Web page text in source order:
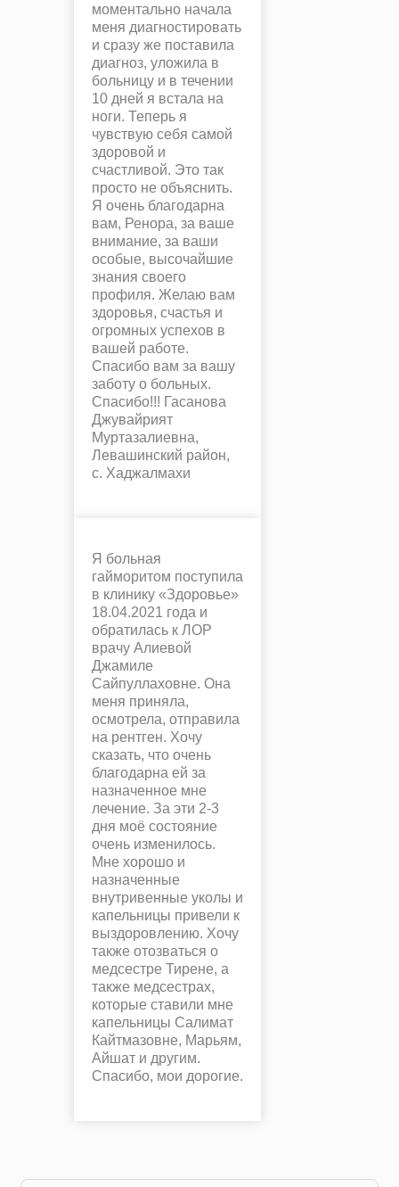
моментально начала
меня диагностировать
и сразу же поставила
диагноз, уложила в
больницу и в течении
10 дней я встала на
ноги. Теперь я
чувствую себя самой
здоровой и
счастливой. Это так
просто не объяснить.
Я очень благодарна
вам, Ренора, за ваше
внимание, за ваши
особые, высочайшие
знания своего
профиля. Желаю вам
здоровья, счастья и
огромных успехов в
вашей работе.
Спасибо вам за вашу
заботу о больных.
Спасибо!!! Гасанова
Джувайрият
Муртазалиевна,
Левашинский район,
с. Хаджалмахи
Я больная
гайморитом поступила
в клинику «Здоровье»
18.04.2021 года и
обратилась к ЛОР
врачу Алиевой
Джамиле
Сайпуллаховне. Она
меня приняла,
осмотрела, отправила
на рентген. Хочу
сказать, что очень
благодарна ей за
назначенное мне
лечение. За эти 2-3
дня моё состояние
очень изменилось.
Мне хорошо и
назначенные
внутривенные уколы и
капельницы привели к
выздоровлению. Хочу
также отозваться о
медсестре Тирене, а
также медсестрах,
которые ставили мне
капельницы Салимат
Кайтмазовне, Марьям,
Айшат и другим.
Спасибо, мои дорогие.